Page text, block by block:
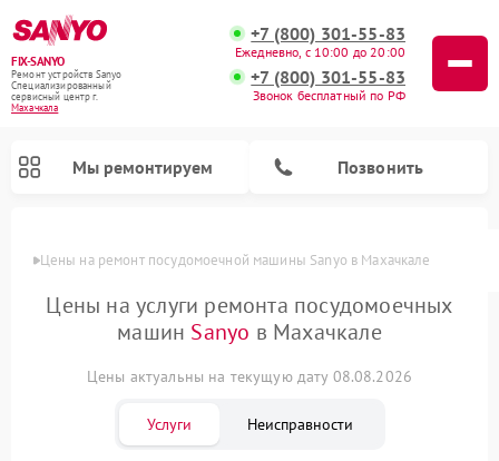
FIX-SANYO
Ремонт устройств Sanyo
Специализированный
cервисный центр г.
Махачкала
+7 (800) 301-55-83
Ежедневно, с 10:00 до 20:00
+7 (800) 301-55-83
Звонок бесплатный по РФ
Мы ремонтируем Позвонить
Цены на ремонт посудомоечной машины Sanyo в Махачкале
Цены на услуги ремонта посудомоечных
машин Sanyo в Махачкале
Цены актуальны на текущую дату 08.08.2026
Услуги Неисправности